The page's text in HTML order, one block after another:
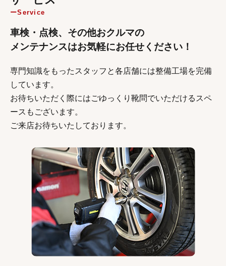
Service
車検・点検、その他おクルマの
メンテナンスはお気軽にお任せください！
専門知識をもったスタッフと各店舗には整備工場を完備
しています。
お待ちいただく際にはごゆっくり靴問でいただけるスペ
ースもございます。
ご来店お待ちいたしております。